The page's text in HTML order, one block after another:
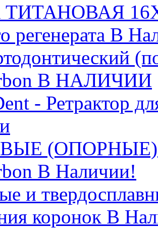
16Х9
регенерата В
В НАЛИЧИИ
- Ретрактор
В Наличии!
и
коронок В